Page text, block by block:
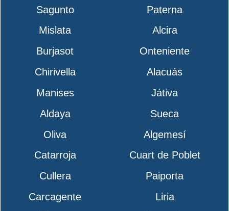
Sagunto
Paterna
Mislata
Alcira
Burjasot
Onteniente
Chirivella
Alacuás
Manises
Játiva
Aldaya
Sueca
Oliva
Algemesí
Catarroja
Cuart de Poblet
Cullera
Paiporta
Carcagente
Liria